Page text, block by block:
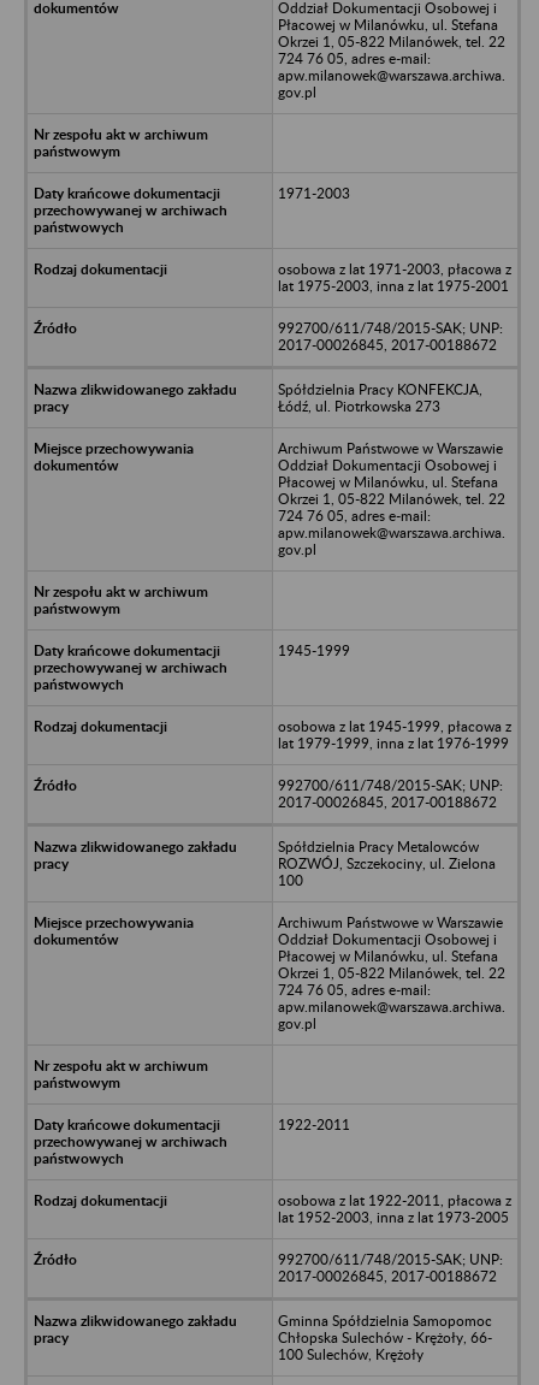
Oddział Dokumentacji Osobowej i
Płacowej w Milanówku, ul. Stefana
Okrzei 1, 05-822 Milanówek, tel. 22
724 76 05, adres e-mail:
apw.milanowek@warszawa.archiwa.
gov.pl
1971-2003
osobowa z lat 1971-2003, płacowa z
lat 1975-2003, inna z lat 1975-2001
992700/611/748/2015-SAK; UNP:
2017-00026845, 2017-00188672
Spółdzielnia Pracy KONFEKCJA,
Łódź, ul. Piotrkowska 273
Archiwum Państwowe w Warszawie
Oddział Dokumentacji Osobowej i
Płacowej w Milanówku, ul. Stefana
Okrzei 1, 05-822 Milanówek, tel. 22
724 76 05, adres e-mail:
apw.milanowek@warszawa.archiwa.
gov.pl
1945-1999
osobowa z lat 1945-1999, płacowa z
lat 1979-1999, inna z lat 1976-1999
992700/611/748/2015-SAK; UNP:
2017-00026845, 2017-00188672
Spółdzielnia Pracy Metalowców
ROZWÓJ, Szczekociny, ul. Zielona
100
Archiwum Państwowe w Warszawie
Oddział Dokumentacji Osobowej i
Płacowej w Milanówku, ul. Stefana
Okrzei 1, 05-822 Milanówek, tel. 22
724 76 05, adres e-mail:
apw.milanowek@warszawa.archiwa.
gov.pl
1922-2011
osobowa z lat 1922-2011, płacowa z
lat 1952-2003, inna z lat 1973-2005
992700/611/748/2015-SAK; UNP:
2017-00026845, 2017-00188672
Gminna Spółdzielnia Samopomoc
Chłopska Sulechów - Krężoły, 66-
100 Sulechów, Krężoły